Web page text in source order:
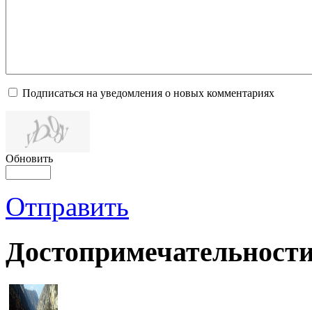
Подписаться на уведомления о новых комментариях
Обновить
Отправить